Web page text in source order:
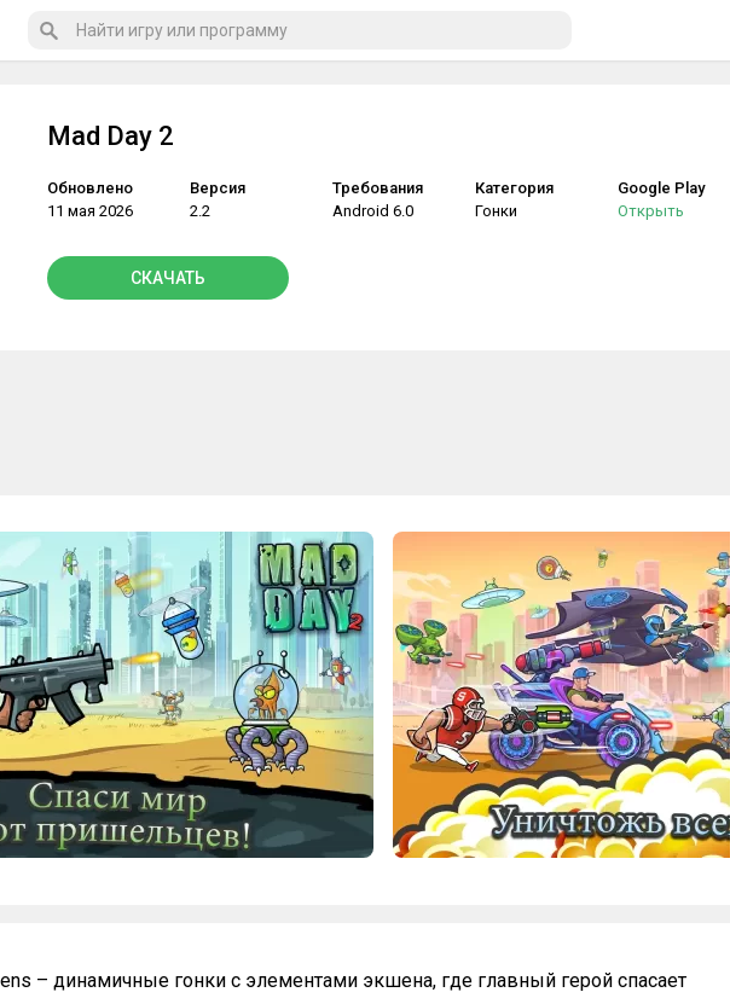
Mad Day 2
Обновлено
11 мая 2026
Версия
2.2
Требования
Android 6.0
Категория
Гонки
Google Play
Открыть
СКАЧАТЬ
– динамичные гонки с элементами экшена, где главный герой спасает